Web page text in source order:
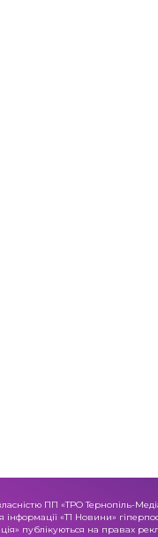
ПП «ТРО Тернопіль-
«Т1 Новини»
публікуються на правах